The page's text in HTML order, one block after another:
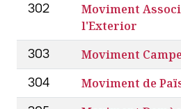
302
Moviment
l'Exterior
303 Moviment
304 Moviment de